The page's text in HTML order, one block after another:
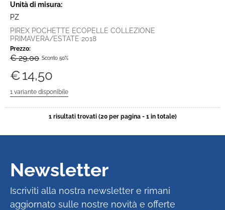
Unità di misura:
PZ
PIREX POCHETTE ECOPELLE COLLEZIONE
PRIMAVERA/ESTATE 2018
Prezzo:
€ 29,00 Sconto 50%
€14,50
1 risultati trovati (20 per pagina - 1 in totale)
Newsletter
Iscriviti alla nostra newsletter e rimani
aggiornato sulle nostre novità e offerte